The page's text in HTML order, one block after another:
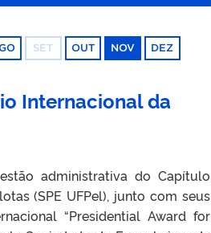
SET OUT NOV DEZ
Internacional da
administrativa do Capítulo
(SPE UFPel), junto com seus
“Presidential Award for